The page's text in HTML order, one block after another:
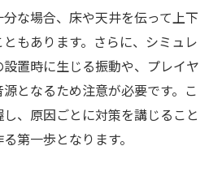
な場合、床や天井を伝って上下
もあります。さらに、シミュレ
置時に生じる振動や、プレイヤ
となるため注意が必要です。こ
、原因ごとに対策を講じること
第一歩となります。